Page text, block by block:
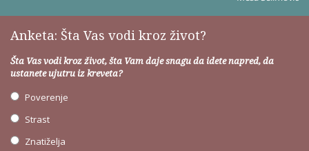
Anketa: Šta Vas vodi kroz život?
Šta Vas vodi kroz život, šta Vam daje snagu da idete napred, da
ustanete ujutru iz kreveta?
Poverenje
Strast
Znatiželja